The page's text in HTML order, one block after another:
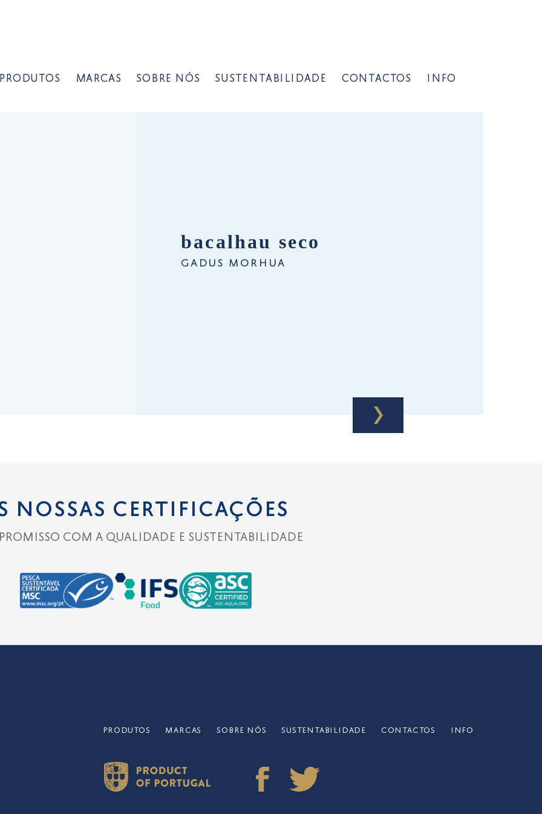
PRODUTOS MARCAS SOBRE NÓS SUSTENTABILIDADE CONTACTOS INFO
bacalhau seco
gadus morhua
NOSSAS CERTIFICAÇÕES
COM A QUALIDADE E SUSTENTABILIDADE
PRODUTOS MARCAS SOBRE NÓS SUSTENTABILIDADE CONTACTOS INFO